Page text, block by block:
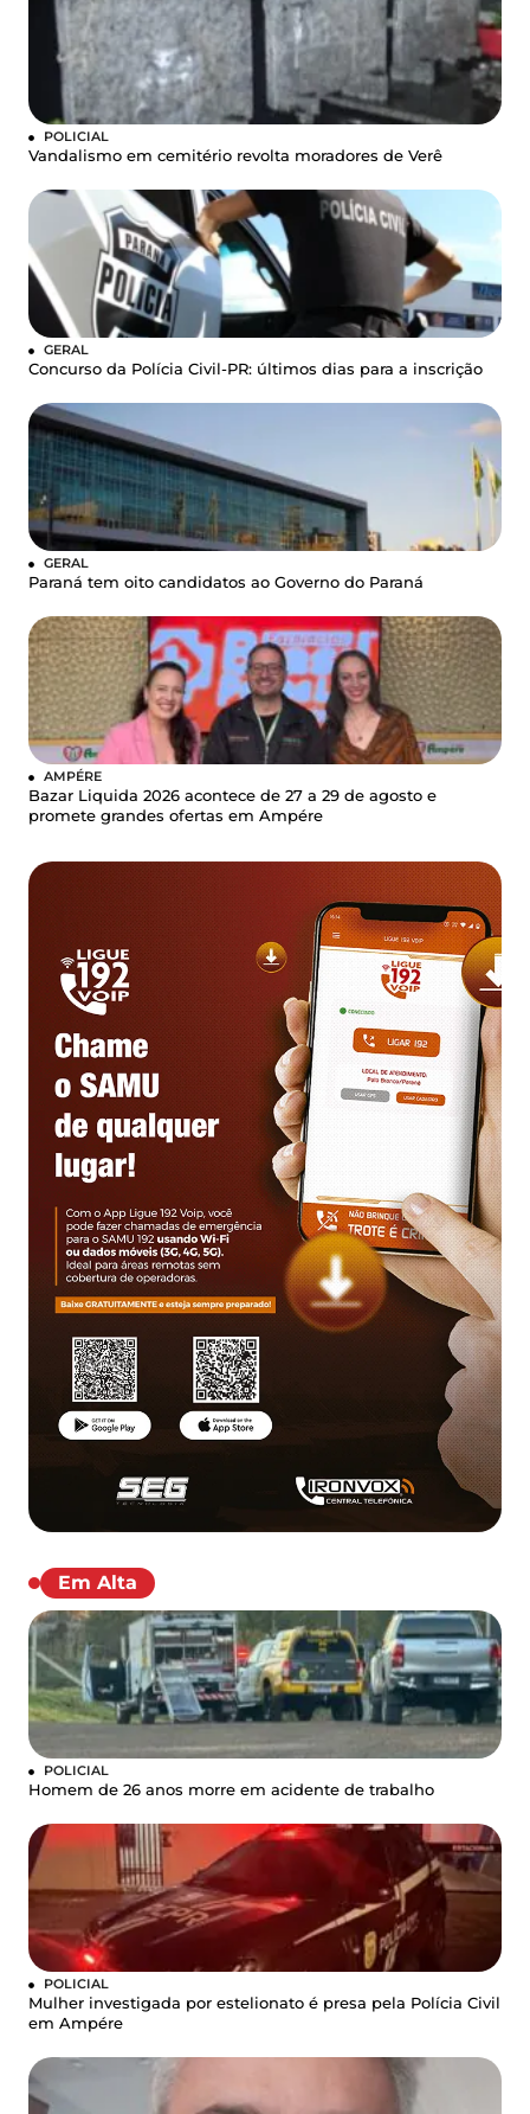
POLICIAL
Vandalismo em cemitério revolta moradores de Verê
GERAL
Concurso da Polícia Civil-PR: últimos dias para a inscrição
GERAL
Paraná tem oito candidatos ao Governo do Paraná
AMPÉRE
Bazar Liquida 2026 acontece de 27 a 29 de agosto e
promete grandes ofertas em Ampére
Em Alta
POLICIAL
Homem de 26 anos morre em acidente de trabalho
POLICIAL
Mulher investigada por estelionato é presa pela Polícia Civil
em Ampére